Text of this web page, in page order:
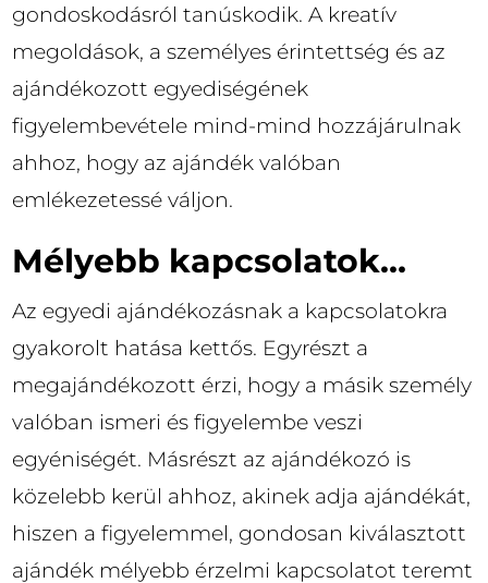
gondoskodásról tanúskodik. A kreatív
megoldások, a személyes érintettség és az
ajándékozott egyediségének
figyelembevétele mind-mind hozzájárulnak
ahhoz, hogy az ajándék valóban
emlékezetessé váljon.
Mélyebb kapcsolatok…
Az egyedi ajándékozásnak a kapcsolatokra
gyakorolt hatása kettős. Egyrészt a
megajándékozott érzi, hogy a másik személy
valóban ismeri és figyelembe veszi
egyéniségét. Másrészt az ajándékozó is
közelebb kerül ahhoz, akinek adja ajándékát,
hiszen a figyelemmel, gondosan kiválasztott
ajándék mélyebb érzelmi kapcsolatot teremt